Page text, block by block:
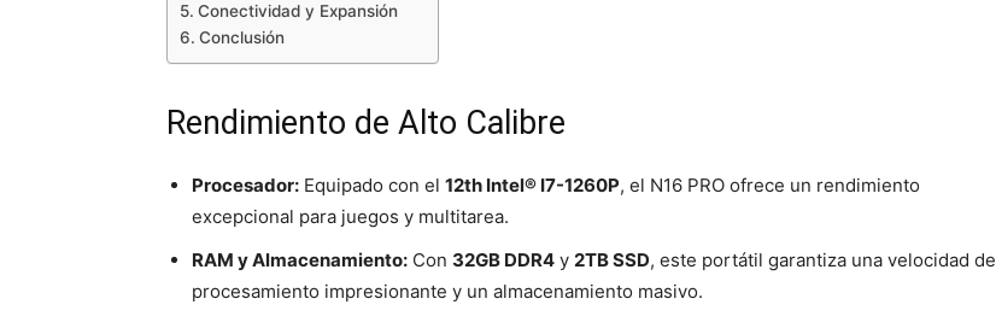
Conectividad y Expansión
Conclusión
Rendimiento de Alto Calibre
Procesador: Equipado con el 12th Intel® I7-1260P, el N16 PRO ofrece un rendimiento
excepcional para juegos y multitarea.
RAM y Almacenamiento: Con 32GB DDR4 y 2TB SSD, este portátil garantiza una velocidad de
procesamiento impresionante y un almacenamiento masivo.